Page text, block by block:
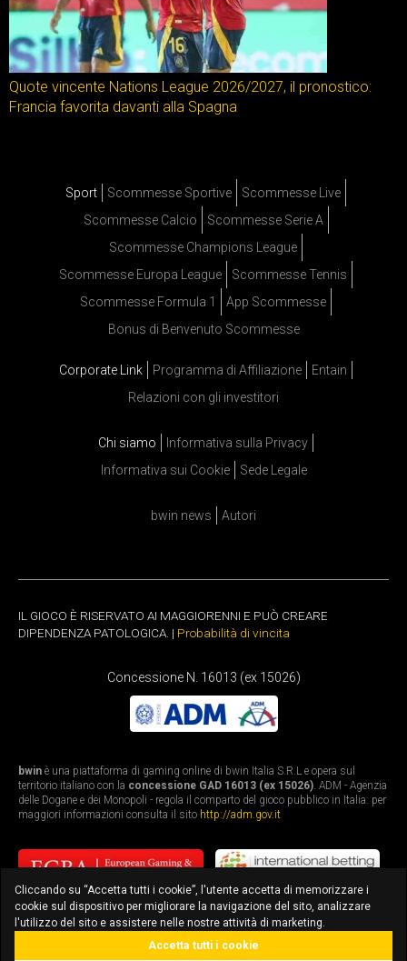
Quote vincente Nations League 2026/2027, il pronostico:
Francia favorita davanti alla Spagna
Sport Scommesse Sportive
Scommesse Live
Scommesse Calcio
Scommesse Serie A
Scommesse Champions League
Scommesse Europa League
Scommesse Tennis
Scommesse Formula 1
App Scommesse
Bonus di Benvenuto Scommesse
Corporate Link Programma di Affiliazione
Entain
Relazioni con gli investitori
Chi siamo
Informativa sulla Privacy
Informativa sui Cookie
Sede Legale
bwin news Autori
IL GIOCO È RISERVATO AI MAGGIORENNI E PUÒ CREARE
DIPENDENZA PATOLOGICA. | Probabilità di vincita
Concessione N. 16013 (ex 15026)
bwin è una piattaforma di gaming online di bwin Italia S.R.L e opera sul
territorio italiano con la concessione GAD 16013 (ex 15026). ADM - Agenzia
delle Dogane e dei Monopoli - regola il comparto del gioco pubblico in Italia: per
maggiori informazioni consulta il sito http://adm.gov.it
Cliccando su “Accetta tutti i cookie”, l'utente accetta di memorizzare i
cookie sul dispositivo per migliorare la navigazione del sito, analizzare
l'utilizzo del sito e assistere nelle nostre attività di marketing.
Accetta tutti i cookie